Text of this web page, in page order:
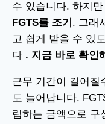
수 있습니다. 하지
FGTS를 조기 . 그래
고 쉽게 받을 수 있
다 . 지금 바로 확인
근무 기간이 길어질
도 늘어납니다.
립하는 금액으로 구